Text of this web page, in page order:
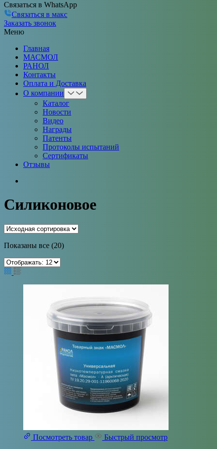
Связаться в WhatsApp
Связаться в макс
Заказать звонок
Меню
Главная
МАСМОЛ
РАНОЛ
Контакты
Оплата и Доставка
О компании
Каталог
Новости
Видео
Награды
Патенты
Протоколы испытаний
Сертификаты
Отзывы
Силиконовое
Показаны все (20)
Посмотреть товар Быстрый просмотр